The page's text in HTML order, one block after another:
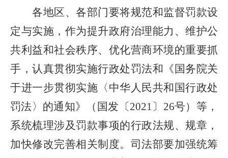
各地区、各部门要将规范和监督罚款设
定与实施，作为提升政府治理能力、维护公
共利益和社会秩序、优化营商环境的重要抓
手，认真贯彻实施行政处罚法和《国务院关
于进一步贯彻实施〈中华人民共和国行政处
罚法〉的通知》（国发〔2021〕26号）等，
系统梳理涉及罚款事项的行政法规、规章，
加快修改完善相关制度。司法部要加强统筹